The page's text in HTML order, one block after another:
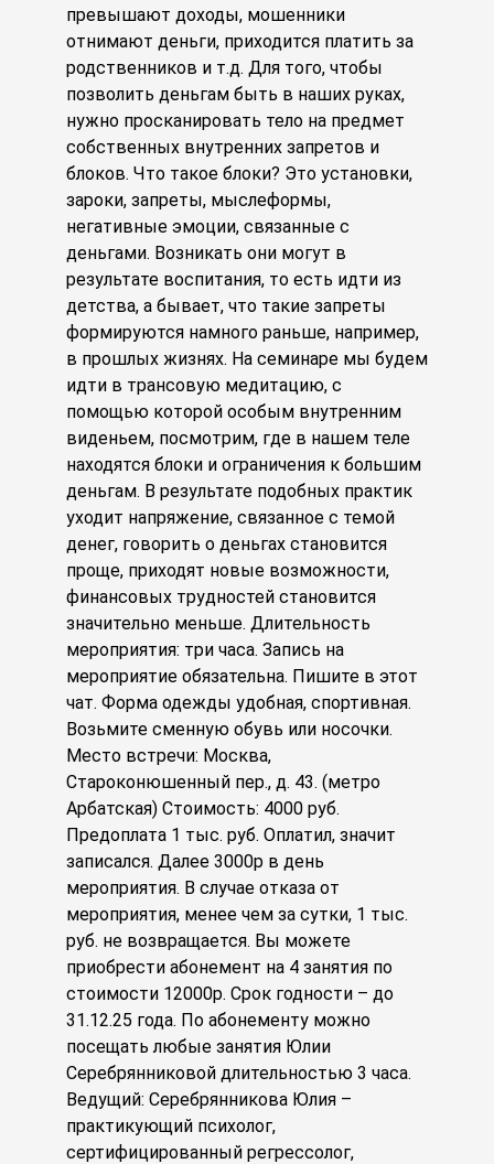
превышают доходы, мошенники
отнимают деньги, приходится платить за
родственников и т.д. Для того, чтобы
позволить деньгам быть в наших руках,
нужно просканировать тело на предмет
собственных внутренних запретов и
блоков. Что такое блоки? Это установки,
зароки, запреты, мыслеформы,
негативные эмоции, связанные с
деньгами. Возникать они могут в
результате воспитания, то есть идти из
детства, а бывает, что такие запреты
формируются намного раньше, например,
в прошлых жизнях. На семинаре мы будем
идти в трансовую медитацию, с
помощью которой особым внутренним
виденьем, посмотрим, где в нашем теле
находятся блоки и ограничения к большим
деньгам. В результате подобных практик
уходит напряжение, связанное с темой
денег, говорить о деньгах становится
проще, приходят новые возможности,
финансовых трудностей становится
значительно меньше. Длительность
мероприятия: три часа. Запись на
мероприятие обязательна. Пишите в этот
чат. Форма одежды удобная, спортивная.
Возьмите сменную обувь или носочки.
Место встречи: Москва,
Староконюшенный пер., д. 43. (метро
Арбатская) Стоимость: 4000 руб.
Предоплата 1 тыс. руб. Оплатил, значит
записался. Далее 3000р в день
мероприятия. В случае отказа от
мероприятия, менее чем за сутки, 1 тыс.
руб. не возвращается. Вы можете
приобрести абонемент на 4 занятия по
стоимости 12000р. Срок годности – до
31.12.25 года. По абонементу можно
посещать любые занятия Юлии
Серебрянниковой длительностью 3 часа.
Ведущий: Серебрянникова Юлия –
практикующий психолог,
сертифицированный регрессолог,